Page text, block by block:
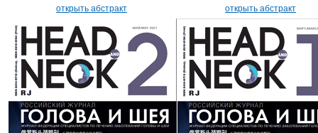
открыть абстракт открыть абстракт